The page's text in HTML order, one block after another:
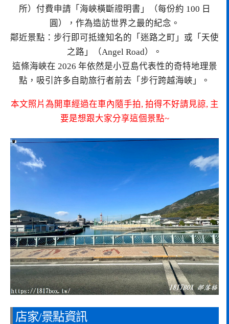
所）付費申請「海峽橫斷證明書」（每份約 100 日
圓），作為造訪世界之最的紀念。
鄰近景點：步行即可抵達知名的「迷路之町」或「天使
之路」（Angel Road）。
這條海峽在 2026 年依然是小豆島代表性的奇特地理景
點，吸引許多自助旅行者前去「步行跨越海峽」。
本文照片為開車經過在車內隨手拍, 拍得不好請見諒, 主
要是想跟大家分享這個景點~
店家/景點資訊